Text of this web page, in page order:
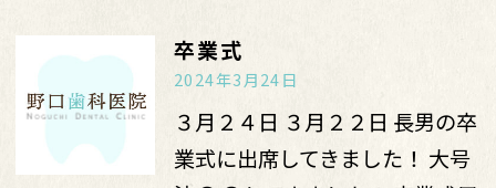
卒業式
2024年3月24日
３月２４日 ３月２２日 長男の卒
業式に出席してきました！ 大号